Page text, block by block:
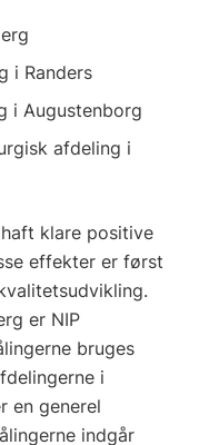
i Randers
i Augustenborg
afdeling i
klare positive
effekter er først
er NIP
bruges
i
en generel
indgår